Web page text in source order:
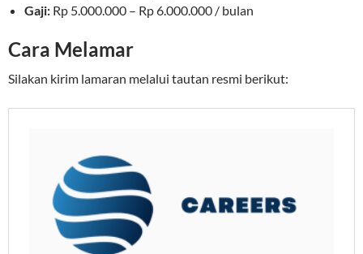
Gaji: Rp 5.000.000 – Rp 6.000.000 / bulan
Cara Melamar
Silakan kirim lamaran melalui tautan resmi berikut: